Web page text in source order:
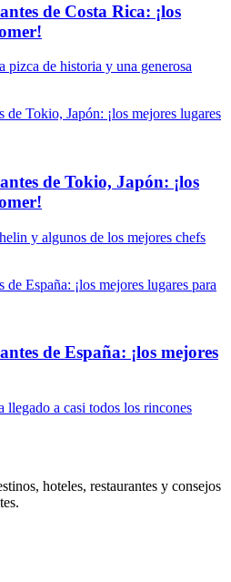
de Costa Rica: ¡los
pizca de historia y una generosa
de Tokio, Japón: ¡los
y algunos de los mejores chefs
de España: ¡los mejores
llegado a casi todos los rincones
hoteles, restaurantes y consejos